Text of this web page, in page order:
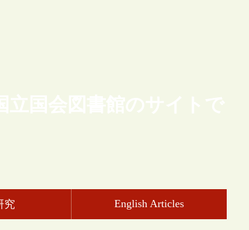
立国会図書館のサイトで
究 English Articles